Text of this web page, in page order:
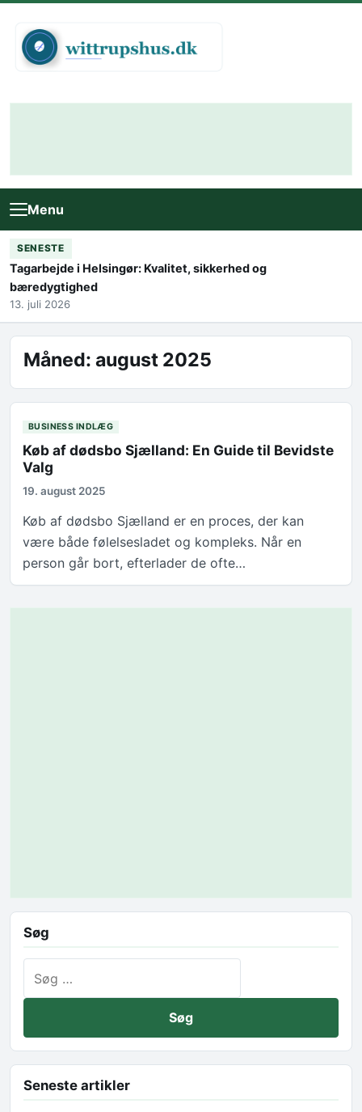
Menu
SENESTE
Tagarbejde i Helsingør: Kvalitet, sikkerhed og
bæredygtighed
13. juli 2026
Måned: august 2025
BUSINESS INDLÆG
Køb af dødsbo Sjælland: En Guide til Bevidste
Valg
19. august 2025
Køb af dødsbo Sjælland er en proces, der kan
være både følelsesladet og kompleks. Når en
person går bort, efterlader de ofte…
Søg
Seneste artikler